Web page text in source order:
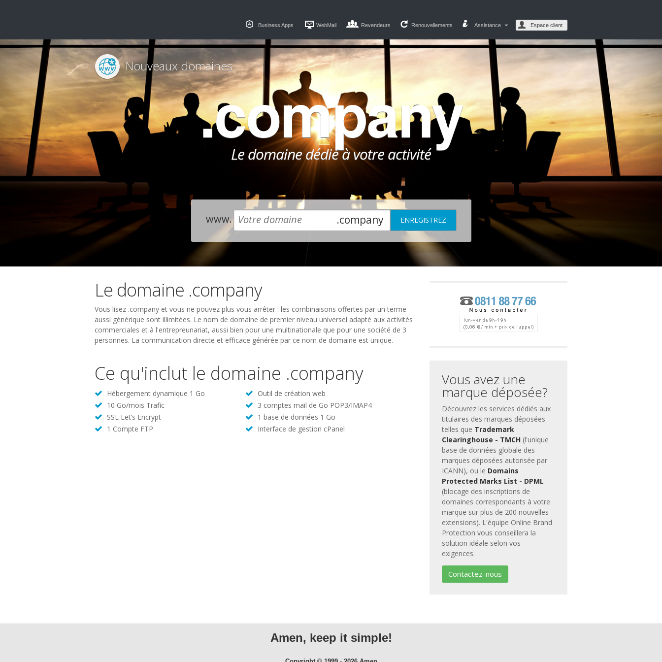
Business Apps WebMail Revendeurs Renouvellements Assistance Espace client
.company
Le domaine dédié à votre activité
Nouveaux domaines
www. .company
Le domaine .company
Vous lisez .company et vous ne pouvez plus vous arrêter : les combinaisons offertes par un terme
aussi générique sont illimitées. Le nom de domaine de premier niveau universel adapté aux activités
commerciales et à l'entrepreunariat, aussi bien pour une multinationale que pour une société de 3
personnes. La communication directe et efficace générée par ce nom de domaine est unique.
Ce qu'inclut le domaine .company
Hébergement dynamique 1 Go
Outil de création web
10 Go/mois Trafic
3 comptes mail de Go POP3/IMAP4
SSL Let’s Encrypt
1 base de données 1 Go
1 Compte FTP
Interface de gestion cPanel
Vous avez une
marque déposée?
Découvrez les services dédiés aux
titulaires des marques déposées
telles que Trademark
Clearinghouse - TMCH (l'unique
base de données globale des
marques déposées autorisée par
ICANN), ou le Domains
Protected Marks List - DPML
(blocage des inscriptions de
domaines correspondants à votre
marque sur plus de 200 nouvelles
extensions). L'équipe Online Brand
Protection vous conseillera la
solution idéale selon vos
exigences.
Contactez-nous
Amen, keep it simple!